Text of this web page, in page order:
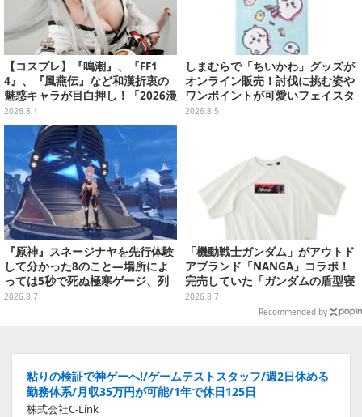
【コスプレ】『鳴潮』、『FF1
4』、『風燕伝』など和漢折衷の
魅惑キャラが目白押し！「2026漫
画博覧会」美麗レイヤー13選【写
真39枚】
2026.8.1
しまむらで「ちいかわ」グッズが
オンライン販売！討伐に挑む姿や
ワンポイントが可愛いフェイスタ
オル、バスマットなど全14種
2026.8.5
『原神』スネージナヤを先行体験
して分かった8のこと―場所によ
っては5秒で死ぬ極寒ゲージ、列
車は“ダイナミック途中下車”可能
2026.8.7
「機動戦士ガンダム」がアウトド
アブランド「NANGA」コラボ！
完売していた「ガンダムの盾型寝
袋」も2次受注開始
2026.8.7
Recommended by
粘りの検証で神ゲーへ!/ゲームテストスタッフ/週2日休める
勤務体系/月収35万円が可能/1年で休日125日
株式会社C-Link